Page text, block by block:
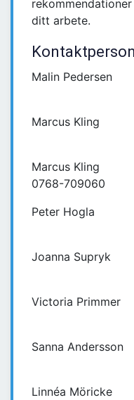
ditt arbete.
Malin Pedersen
Marcus Kling
Marcus Kling
0768-709060
Peter Hogla
Joanna Supryk
Victoria Primmer
Sanna Andersson
Linnéa Möricke